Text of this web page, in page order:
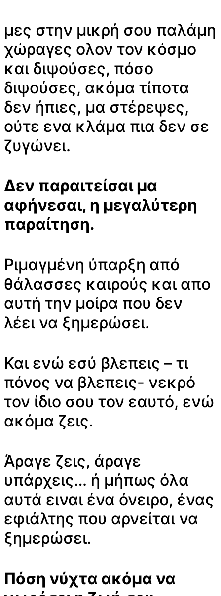
μες στην μικρή σου παλάμη
χώραγες ολον τον κόσμο
και διψούσες, πόσο
διψούσες, ακόμα τίποτα
δεν ήπιες, μα στέρεψες,
ούτε ενα κλάμα πια δεν σε
ζυγώνει.
Δεν παραιτείσαι μα
αφήνεσαι, η μεγαλύτερη
παραίτηση.
Ριμαγμένη ύπαρξη από
θάλασσες καιρούς και απο
αυτή την μοίρα που δεν
λέει να ξημερώσει.
Και ενώ εσύ βλεπεις – τι
πόνος να βλεπεις- νεκρό
τον ίδιο σου τον εαυτό, ενώ
ακόμα ζεις.
Άραγε ζεις, άραγε
υπάρχεις… ή μήπως όλα
αυτά ειναι ένα όνειρο, ένας
εφιάλτης που αρνείται να
ξημερώσει.
Πόση νύχτα ακόμα να